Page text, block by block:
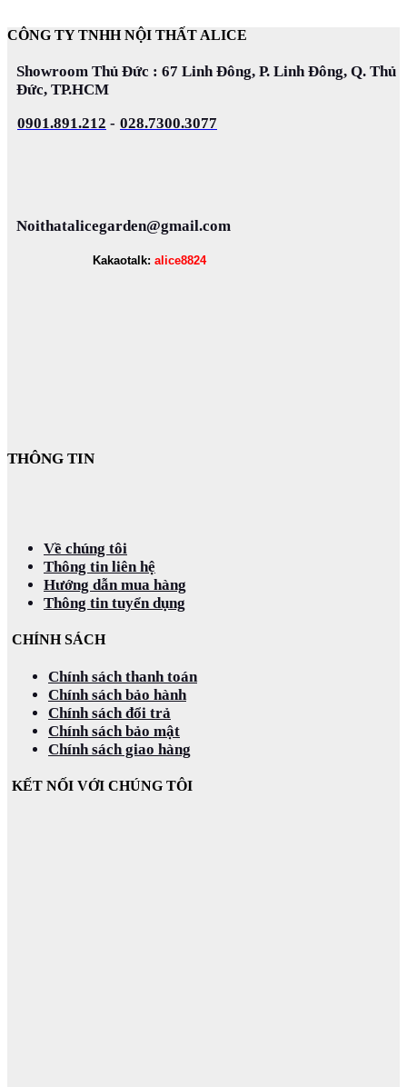
CÔNG TY TNHH NỘI THẤT ALICE
Showroom Thủ Đức : 67 Linh Đông, P. Linh Đông, Q. Thủ
Đức, TP.HCM
0901.891.212 - 028.7300.3077
Noithatalicegarden@gmail.com
Kakaotalk: alice8824
THÔNG TIN
Về chúng tôi
Thông tin liên hệ
Hướng dẫn mua hàng
Thông tin tuyển dụng
CHÍNH SÁCH
Chính sách thanh toán
Chính sách bảo hành
Chính sách đổi trả
Chính sách bảo mật
Chính sách giao hàng
KẾT NỐI VỚI CHÚNG TÔI